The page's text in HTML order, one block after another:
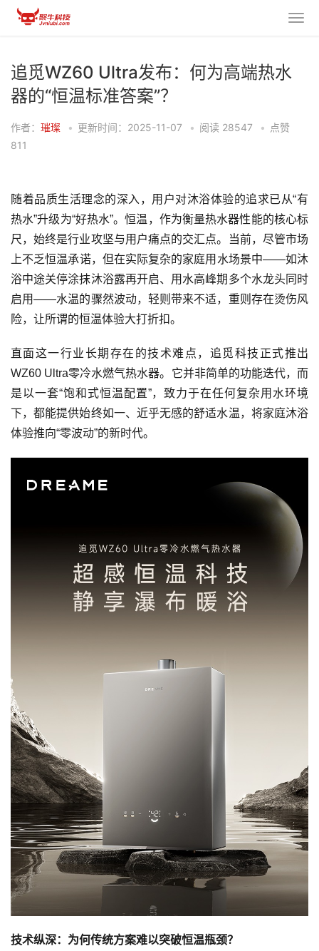
追觅WZ60 Ultra发布：何为高端热水
器的“恒温标准答案”？
作者： 璀璨 • 更新时间：2025-11-07 • 阅读 28547 • 点赞
811
随着品质生活理念的深入，用户对沐浴体验的追求已从“有
热水”升级为“好热水”。恒温，作为衡量热水器性能的核心标
尺，始终是行业攻坚与用户痛点的交汇点。当前，尽管市场
上不乏恒温承诺，但在实际复杂的家庭用水场景中——如沐
浴中途关停涂抹沐浴露再开启、用水高峰期多个水龙头同时
启用——水温的骤然波动，轻则带来不适，重则存在烫伤风
险，让所谓的恒温体验大打折扣。
直面这一行业长期存在的技术难点，追觅科技正式推出
WZ60 Ultra零冷水燃气热水器。它并非简单的功能迭代，而
是以一套“饱和式恒温配置”，致力于在任何复杂用水环境
下，都能提供始终如一、近乎无感的舒适水温，将家庭沐浴
体验推向“零波动”的新时代。
技术纵深：为何传统方案难以突破恒温瓶颈？